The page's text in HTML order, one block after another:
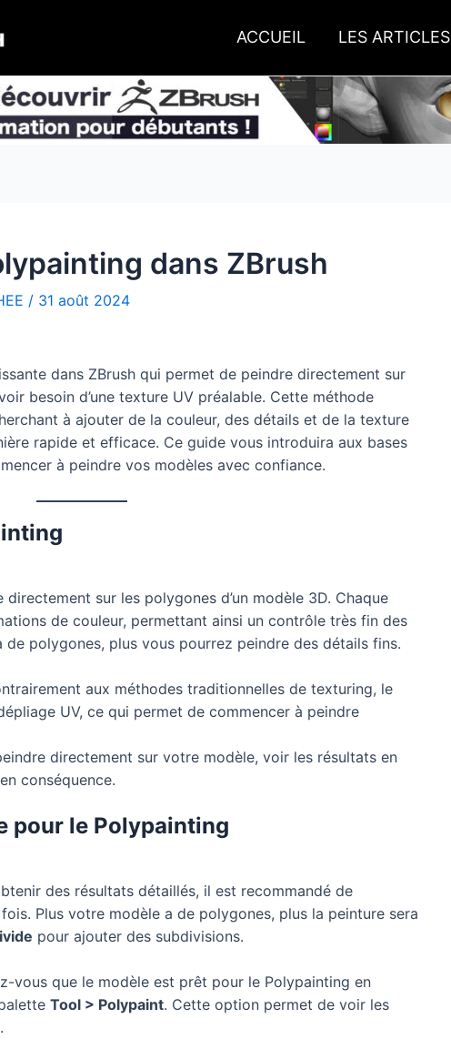
ACCUEIL LES ARTICLES
dans ZBrush
/ 31 août 2024
dans ZBrush qui permet de peindre directement sur
besoin d’une texture UV préalable. Cette méthode
à ajouter de la couleur, des détails et de la texture
rapide et efficace. Ce guide vous introduira aux bases
à peindre vos modèles avec confiance.
sur les polygones d’un modèle 3D. Chaque
de couleur, permettant ainsi un contrôle très fin des
polygones, plus vous pourrez peindre des détails fins.
aux méthodes traditionnelles de texturing, le
UV, ce qui permet de commencer à peindre
directement sur votre modèle, voir les résultats en
conséquence.
pour le Polypainting
des résultats détaillés, il est recommandé de
Plus votre modèle a de polygones, plus la peinture sera
pour ajouter des subdivisions.
vous que le modèle est prêt pour le Polypainting en
Tool > Polypaint. Cette option permet de voir les